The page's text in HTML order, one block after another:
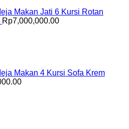
Makan Jati 6 Kursi Rotan
Rp7,000,000.00
Makan 4 Kursi Sofa Krem